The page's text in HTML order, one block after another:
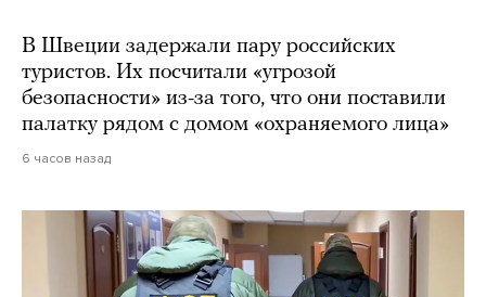
В Швеции задержали пару российских
туристов. Их посчитали «угрозой
безопасности» из-за того, что они поставили
палатку рядом с домом «охраняемого лица»
6 часов назад